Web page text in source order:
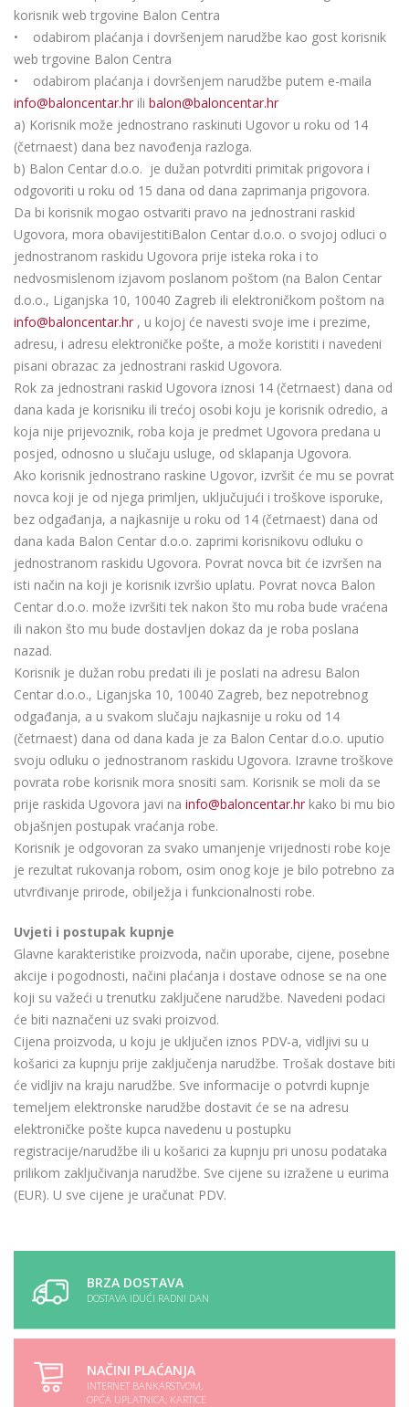
korisnik web trgovine Balon Centra
• odabirom plaćanja i dovršenjem narudžbe kao gost korisnik
web trgovine Balon Centra
• odabirom plaćanja i dovršenjem narudžbe putem e-maila
info@baloncentar.hr ili balon@baloncentar.hr
a) Korisnik može jednostrano raskinuti Ugovor u roku od 14
(četrnaest) dana bez navođenja razloga.
b) Balon Centar d.o.o. je dužan potvrditi primitak prigovora i
odgovoriti u roku od 15 dana od dana zaprimanja prigovora.
Da bi korisnik mogao ostvariti pravo na jednostrani raskid
Ugovora, mora obavijestitiBalon Centar d.o.o. o svojoj odluci o
jednostranom raskidu Ugovora prije isteka roka i to
nedvosmislenom izjavom poslanom poštom (na Balon Centar
d.o.o., Liganjska 10, 10040 Zagreb ili elektroničkom poštom na
info@baloncentar.hr , u kojoj će navesti svoje ime i prezime,
adresu, i adresu elektroničke pošte, a može koristiti i navedeni
pisani obrazac za jednostrani raskid Ugovora.
Rok za jednostrani raskid Ugovora iznosi 14 (četrnaest) dana od
dana kada je korisniku ili trećoj osobi koju je korisnik odredio, a
koja nije prijevoznik, roba koja je predmet Ugovora predana u
posjed, odnosno u slučaju usluge, od sklapanja Ugovora.
Ako korisnik jednostrano raskine Ugovor, izvršit će mu se povrat
novca koji je od njega primljen, uključujući i troškove isporuke,
bez odgađanja, a najkasnije u roku od 14 (četrnaest) dana od
dana kada Balon Centar d.o.o. zaprimi korisnikovu odluku o
jednostranom raskidu Ugovora. Povrat novca bit će izvršen na
isti način na koji je korisnik izvršio uplatu. Povrat novca Balon
Centar d.o.o. može izvršiti tek nakon što mu roba bude vraćena
ili nakon što mu bude dostavljen dokaz da je roba poslana
nazad.
Korisnik je dužan robu predati ili je poslati na adresu Balon
Centar d.o.o., Liganjska 10, 10040 Zagreb, bez nepotrebnog
odgađanja, a u svakom slučaju najkasnije u roku od 14
(četrnaest) dana od dana kada je za Balon Centar d.o.o. uputio
svoju odluku o jednostranom raskidu Ugovora. Izravne troškove
povrata robe korisnik mora snositi sam. Korisnik se moli da se
prije raskida Ugovora javi na info@baloncentar.hr kako bi mu bio
objašnjen postupak vraćanja robe.
Korisnik je odgovoran za svako umanjenje vrijednosti robe koje
je rezultat rukovanja robom, osim onog koje je bilo potrebno za
utvrđivanje prirode, obilježja i funkcionalnosti robe.
Uvjeti i postupak kupnje
Glavne karakteristike proizvoda, način uporabe, cijene, posebne
akcije i pogodnosti, načini plaćanja i dostave odnose se na one
koji su važeći u trenutku zaključene narudžbe. Navedeni podaci
će biti naznačeni uz svaki proizvod.
Cijena proizvoda, u koju je uključen iznos PDV-a, vidljivi su u
košarici za kupnju prije zaključenja narudžbe. Trošak dostave biti
će vidljiv na kraju narudžbe. Sve informacije o potvrdi kupnje
temeljem elektronske narudžbe dostavit će se na adresu
elektroničke pošte kupca navedenu u postupku
registracije/narudžbe ili u košarici za kupnju pri unosu podataka
prilikom zaključivanja narudžbe. Sve cijene su izražene u eurima
(EUR). U sve cijene je uračunat PDV.
BRZA DOSTAVA
DOSTAVA IDUĆI RADNI DAN
NAČINI PLAĆANJA
INTERNET BANKARSTVOM,
OPĆA UPLATNICA, KARTICE